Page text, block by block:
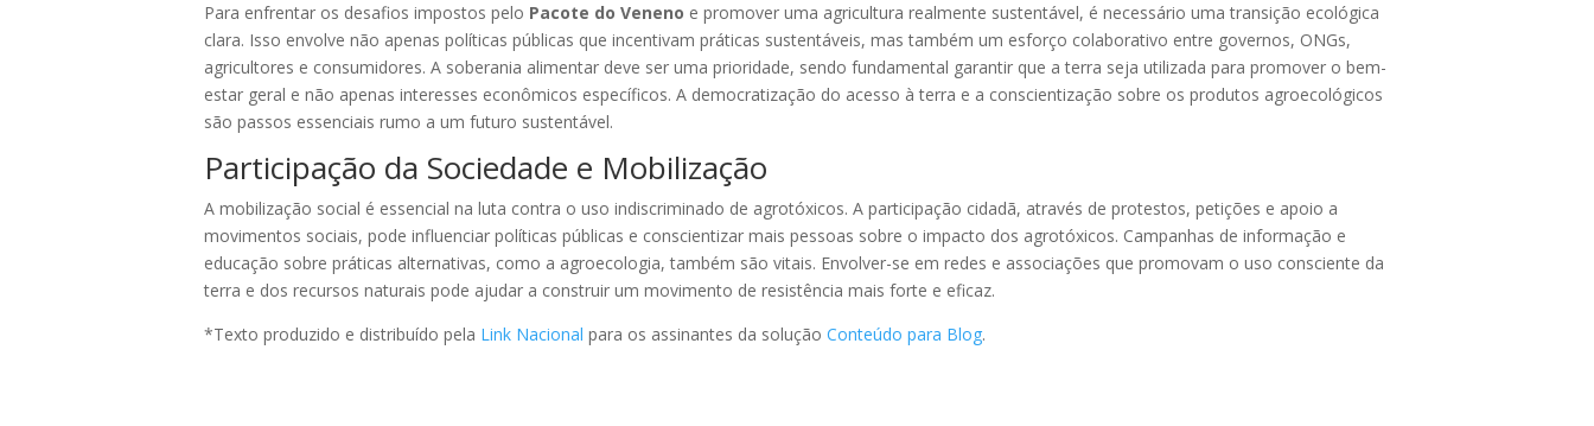
Para enfrentar os desafios impostos pelo Pacote do Veneno e promover uma agricultura realmente sustentável, é necessário uma transição ecológica
clara. Isso envolve não apenas políticas públicas que incentivam práticas sustentáveis, mas também um esforço colaborativo entre governos, ONGs,
agricultores e consumidores. A soberania alimentar deve ser uma prioridade, sendo fundamental garantir que a terra seja utilizada para promover o bem-
estar geral e não apenas interesses econômicos específicos. A democratização do acesso à terra e a conscientização sobre os produtos agroecológicos
são passos essenciais rumo a um futuro sustentável.
Participação da Sociedade e Mobilização
A mobilização social é essencial na luta contra o uso indiscriminado de agrotóxicos. A participação cidadã, através de protestos, petições e apoio a
movimentos sociais, pode influenciar políticas públicas e conscientizar mais pessoas sobre o impacto dos agrotóxicos. Campanhas de informação e
educação sobre práticas alternativas, como a agroecologia, também são vitais. Envolver-se em redes e associações que promovam o uso consciente da
terra e dos recursos naturais pode ajudar a construir um movimento de resistência mais forte e eficaz.
*Texto produzido e distribuído pela Link Nacional para os assinantes da solução Conteúdo para Blog.